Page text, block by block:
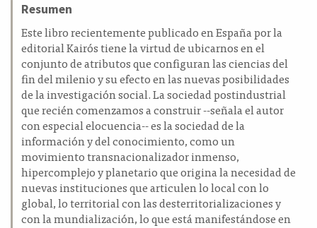
del
artículo
Resumen
Este libro recientemente publicado en España por la
editorial Kairós tiene la virtud de ubicarnos en el
conjunto de atributos que configuran las ciencias del
fin del milenio y su efecto en las nuevas posibilidades
de la investigación social. La sociedad postindustrial
que recién comenzamos a construir --señala el autor
con especial elocuencia-- es la sociedad de la
información y del conocimiento, como un
movimiento transnacionalizador inmenso,
hipercomplejo y planetario que origina la necesidad de
nuevas instituciones que articulen lo local con lo
global, lo territorial con las desterritorializaciones y
con la mundialización, lo que está manifestándose en